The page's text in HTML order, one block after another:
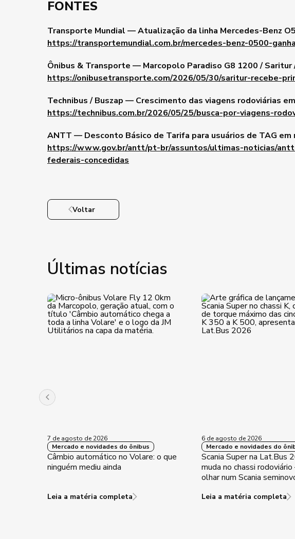
FONTES
Transporte Mundial — Atualização da linha Mercedes-Benz
https://transportemundial.com.br/mercedes-benz-0500-
Ônibus & Transporte — Marcopolo Paradiso G8 1200 / Saritur
https://onibusetransporte.com/2026/05/30/saritur-recebe-
Technibus / Buszap — Crescimento das viagens rodoviárias
https://technibus.com.br/2026/05/25/busca-por-viagens-
ANTT — Desconto Básico de Tarifa para usuários de TAG
https://www.gov.br/antt/pt-br/assuntos/ultimas-noticias/
federais-concedidas
Voltar
Últimas notícias
7 de agosto de 2026
Mercado e novidades do ônibus
Câmbio automático no Volare: o que
ninguém mediu ainda
Leia a matéria completa
6 de agosto de 2026
Mercado e novidades do
Scania Super na Lat.Bus
muda no chassi
olhar num Scania
Leia a matéria completa